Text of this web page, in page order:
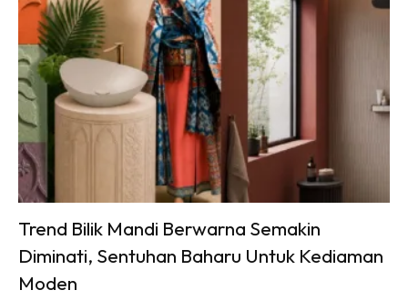
Semburan dari cuka
1) Sediakan botol semburan, 1 mangkuk kecil cuka putih dan
1 mangkuk kecil air
2) Isikan botol semburan dengan kedua –dua bahan di atas
3) Semburkan pada bunga
artificial
4) Untuk keringkan, hamparkan tuala dan susun bunga yang
telah disembur tadi di atas kain tuala tersebut.
Trend Bilik Mandi Berwarna Semakin
Diminati, Sentuhan Baharu Untuk Kediaman
Moden